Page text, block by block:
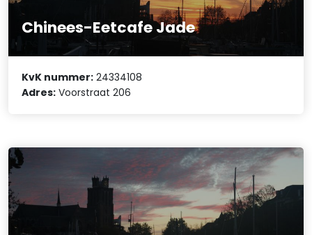
Chinees-Eetcafe Jade
KvK nummer: 24334108
Adres: Voorstraat 206